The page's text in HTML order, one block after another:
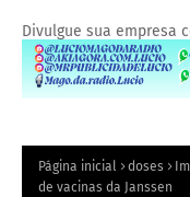
Divulgue sua empresa
Página inicial doses
de vacinas da Janssen